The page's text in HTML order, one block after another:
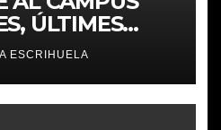
ÚLTIMES
ESCRIHUELA